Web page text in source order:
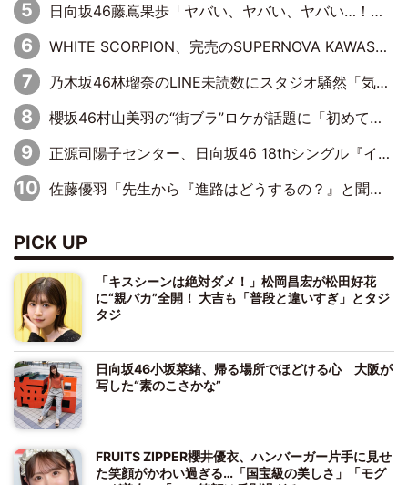
日向坂46藤嶌果歩「ヤバい、ヤバい、ヤバい…！」まさかの暴露に赤面
WHITE SCORPION、完売のSUPERNOVA KAWASAKIで沸いた“着席型LIVE” 『BASE Live #16』昼公演リポート
乃木坂46林瑠奈のLINE未読数にスタジオ騒然「気付かないうちに溜まってる、みたいな」
櫻坂46村山美羽の“街ブラ”ロケが話題に「初めてちゃんと埼玉の方とお話した」にMCもツッコミ
正源司陽子センター、日向坂46 18thシングル『イチャイチャ虫』新ビジュアル公開
佐藤優羽「先生から『進路はどうするの？』と聞かれて。『実は……』とXのトレンドで1位になっているスマホを見せました」【日向坂46『五期生LIVE』開催記念 五期生“変革”ドキュメンタリー③】
PICK UP
「キスシーンは絶対ダメ！」松岡昌宏が松田好花
に“親バカ”全開！ 大吉も「普段と違いすぎ」とタジ
タジ
日向坂46小坂菜緒、帰る場所でほどける心 大阪が
写した“素のこさかな”
FRUITS ZIPPER櫻井優衣、ハンバーガー片手に見せ
た笑顔がかわい過ぎる…「国宝級の美しさ」「モグ